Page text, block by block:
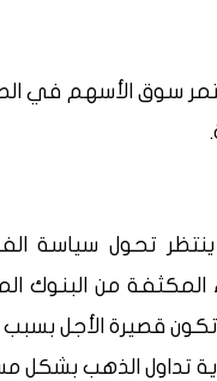
سوق الأسهم في
تحول سياسة
المكثفة من البنوك
قصيرة الأجل بسبب
الذهب بشكل مستدام فوق 2000